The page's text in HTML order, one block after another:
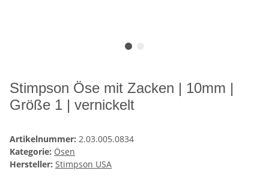
Stimpson Öse mit Zacken | 10mm |
Größe 1 | vernickelt
Artikelnummer: 2.03.005.0834
Kategorie: Ösen
Hersteller: Stimpson USA